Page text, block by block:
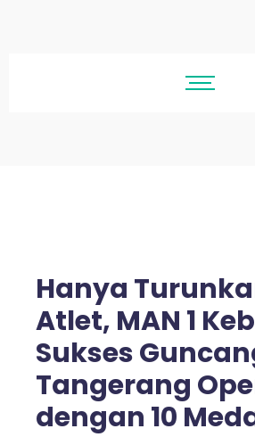
Hanya
Atlet, MAN 1
Sukses
Tangerang
dengan 10